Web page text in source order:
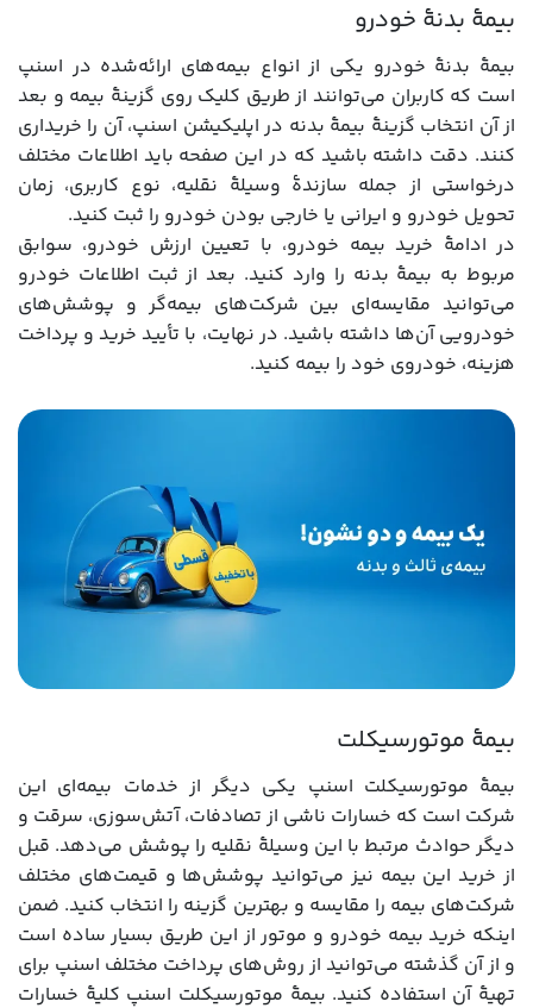
بیمۀ بدنۀ خودرو
بیمۀ بدنۀ خودرو یکی از انواع بیمه‌های ارائه‌شده در اسنپ
است که کاربران می‌توانند از طریق کلیک روی گزینۀ بیمه و بعد
از آن انتخاب گزینۀ بیمۀ بدنه در اپلیکیشن اسنپ، آن را خریداری
کنند. دقت داشته باشید که در این صفحه باید اطلاعات مختلف
درخواستی از جمله سازندۀ وسیلۀ نقلیه، نوع کاربری، زمان
تحویل خودرو و ایرانی یا خارجی بودن خودرو را ثبت کنید.
در ادامۀ خرید بیمه خودرو، با تعیین ارزش خودرو، سوابق
مربوط به بیمۀ بدنه را وارد کنید. بعد از ثبت اطلاعات خودرو
می‌توانید مقایسه‌ای بین شرکت‌های بیمه‌گر و پوشش‌های
خودرویی آن‌ها داشته باشید. در نهایت، با تأیید خرید و پرداخت
هزینه، خودروی خود را بیمه کنید.
بیمۀ موتورسیکلت
بیمۀ موتورسیکلت اسنپ یکی دیگر از خدمات بیمه‌ای این
شرکت است که خسارات ناشی از تصادفات، آتش‌سوزی، سرقت و
دیگر حوادث مرتبط با این وسیلۀ نقلیه را پوشش می‌دهد. قبل
از خرید این بیمه نیز می‌توانید پوشش‌ها و قیمت‌های مختلف
شرکت‌های بیمه را مقایسه و بهترین گزینه را انتخاب کنید. ضمن
اینکه خرید بیمه خودرو و موتور از این طریق بسیار ساده است
و از آن گذشته می‌توانید از روش‌های پرداخت مختلف اسنپ برای
تهیۀ آن استفاده کنید. بیمۀ موتورسیکلت اسنپ کلیۀ خسارات